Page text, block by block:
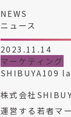
NEWS
ニュース
2023.11.14
マーケティング
SHIBUYA109
株式会社
運営する若者マ